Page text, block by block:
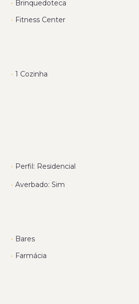
• Brinquedoteca
• Fitness Center
• 1 Cozinha
• Perfil: Residencial
• Averbado: Sim
• Bares
• Farmácia